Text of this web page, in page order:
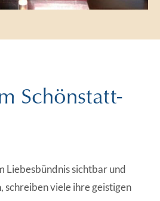
Schönstatt-
Liebesbündnis sichtbar und
schreiben viele ihre geistigen